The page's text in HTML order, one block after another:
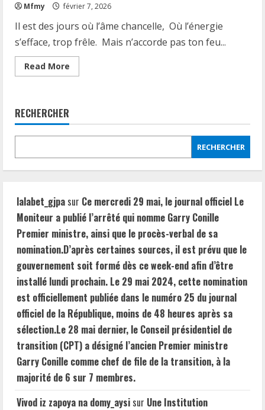
Mfmy février 7, 2026
Il est des jours où l’âme chancelle, Où l’énergie
s’efface, trop frêle. Mais n’accorde pas ton feu...
Read More
more
ton
RECHERCHER
RECHERCHER
lalabet_gjpa sur Ce mercredi 29 mai, le journal officiel Le
Moniteur a publié l’arrêté qui nomme Garry Conille
Premier ministre, ainsi que le procès-verbal de sa
nomination.D’après certaines sources, il est prévu que le
gouvernement soit formé dès ce week-end afin d’être
installé lundi prochain. Le 29 mai 2024, cette nomination
est officiellement publiée dans le numéro 25 du journal
officiel de la République, moins de 48 heures après sa
sélection.Le 28 mai dernier, le Conseil présidentiel de
transition (CPT) a désigné l’ancien Premier ministre
Garry Conille comme chef de file de la transition, à la
majorité de 6 sur 7 membres.
Vivod iz zapoya na domy_aysi sur Une Institution